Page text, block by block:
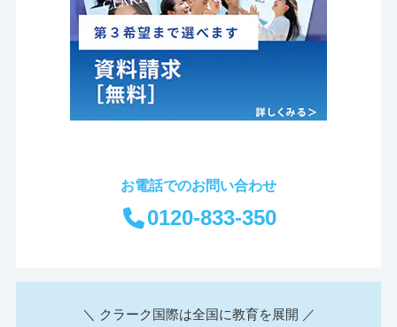
お電話でのお問い合わせ
0120-833-350
＼ クラーク国際は全国に教育を展開 ／